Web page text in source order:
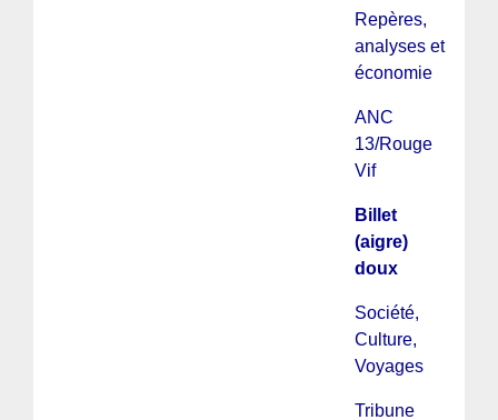
Repères,
analyses et
économie
ANC
13/Rouge
Vif
Billet
(aigre)
doux
Société,
Culture,
Voyages
Tribune